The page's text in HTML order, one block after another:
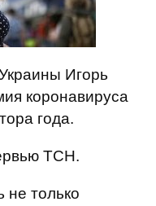
Игорь
коронавируса
года.
ТСН.
только